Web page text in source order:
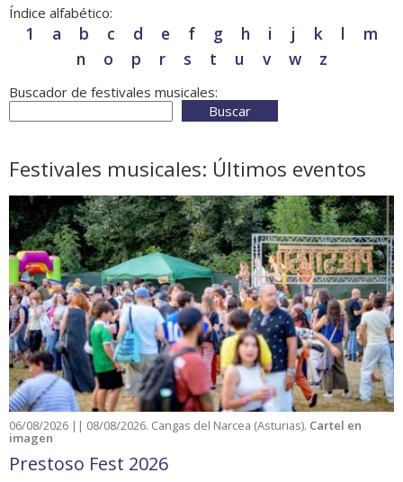
Índice alfabético:
1 a b c d e f g h i j k l
m
n
o p r s t u v w z
Buscador de festivales musicales:
Buscar
Festivales musicales: Últimos eventos
06/08/2026 || 08/08/2026. Cangas del Narcea (Asturias). Cartel en
imagen
Prestoso Fest 2026